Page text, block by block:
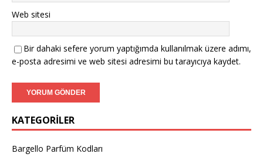
Web sitesi
Bir dahaki sefere yorum yaptığımda kullanılmak üzere adımı,
e-posta adresimi ve web sitesi adresimi bu tarayıcıya kaydet.
KATEGORILER
Bargello Parfüm Kodları